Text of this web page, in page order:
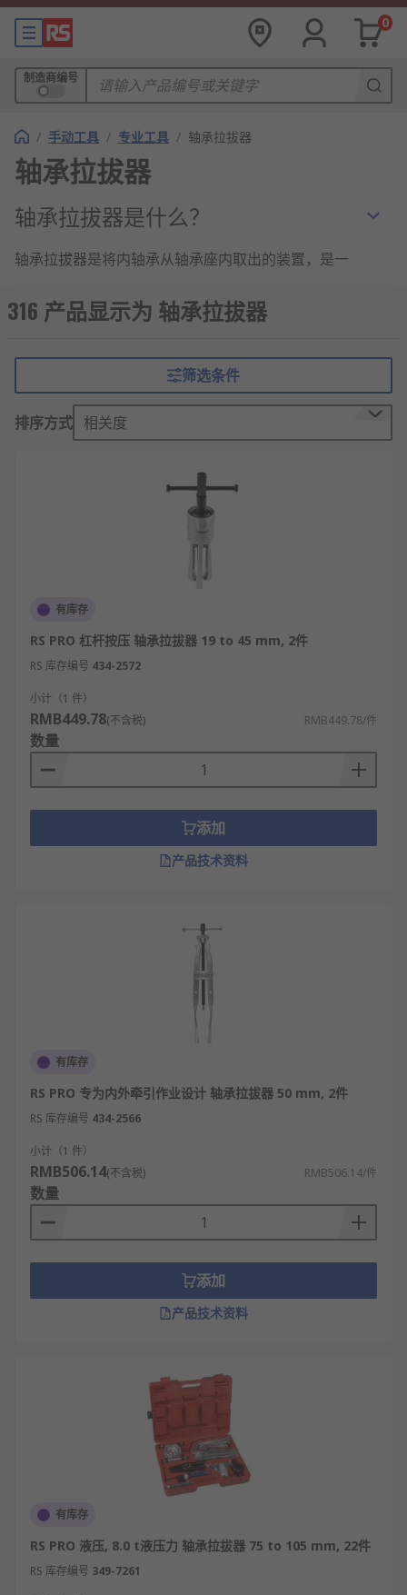
0
制造商编号
/ 手动工具 / 专业工具 / 轴承拉拔器
轴承拉拔器
轴承拉拔器是什么？
轴承拉拔器是将内轴承从轴承座内取出的装置，是一
通丝螺栓。
实用新型结构合理而紧凑，能快速、方便的拆取不同
直径、长度的石墨和碳化硅轴承，而且在拆取时不会
对内轴承造成损伤，因而极大的降低了因内轴承损坏
轴承拉拔器的类型
用于更换轴承、滑轮联轴器或者以
相似的原理装配在一起其他部件，无需拆卸机
械或运转轴。有三爪或双爪型号可供选择，三
爪提供更好的负载分配和同心牵引作用，而两
爪适用于有限空间。
承、皮带轮、齿轮、圆轮或其他紧固部件。使
用液压型号的主要特点之一是轴承拆卸工作更
为简单、快速、安全。
重型钳口拉拔器
是十分通用的拉拔器，它们可
轴承的损伤比较小，拉拔轴承的整个操作过程
可用于有效地从轴和外壳上拆
具有弹性固定环、有助于将拉拔臂固定到位。
RS 欧时为您提供了不同品牌的轴承拉拔器，如
STAHLWILLE
款不同规格、型号的产品供您挑选，从而满足不同的
订购现货24小时内发货，线上下单满额免运费。
316 产品显示为 轴承拉拔器
筛选条件
排序方式 相关度
有库存
RS PRO 杠杆按压 轴承拉拔器 19 to 45 mm, 2件
RS 库存编号 434-2572
小计（1 件）
RMB449.78(不含税) RMB449.78/件
数量
添加
产品技术资料
有库存
RS PRO 专为内外牵引作业设计 轴承拉拔器 50 mm, 2件
RS 库存编号 434-2566
小计（1 件）
RMB506.14(不含税) RMB506.14/件
数量
添加
产品技术资料
有库存
RS PRO 液压, 8.0 t液压力 轴承拉拔器 75 to 105 mm, 22件
RS 库存编号 349-7261